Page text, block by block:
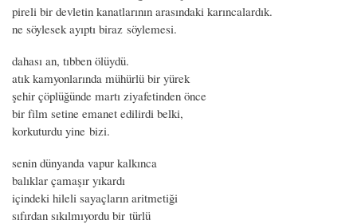
pireli bir devletin kanatlarının arasındaki karıncalardık.
ne söylesek ayıptı biraz söylemesi.
dahası an, tıbben ölüydü.
atık kamyonlarında mühürlü bir yürek
şehir çöplüğünde martı ziyafetinden önce
bir film setine emanet edilirdi belki,
korkuturdu yine bizi.
senin dünyanda vapur kalkınca
balıklar çamaşır yıkardı
içindeki hileli sayaçların aritmetiği
sıfırdan sıkılmıyordu bir türlü